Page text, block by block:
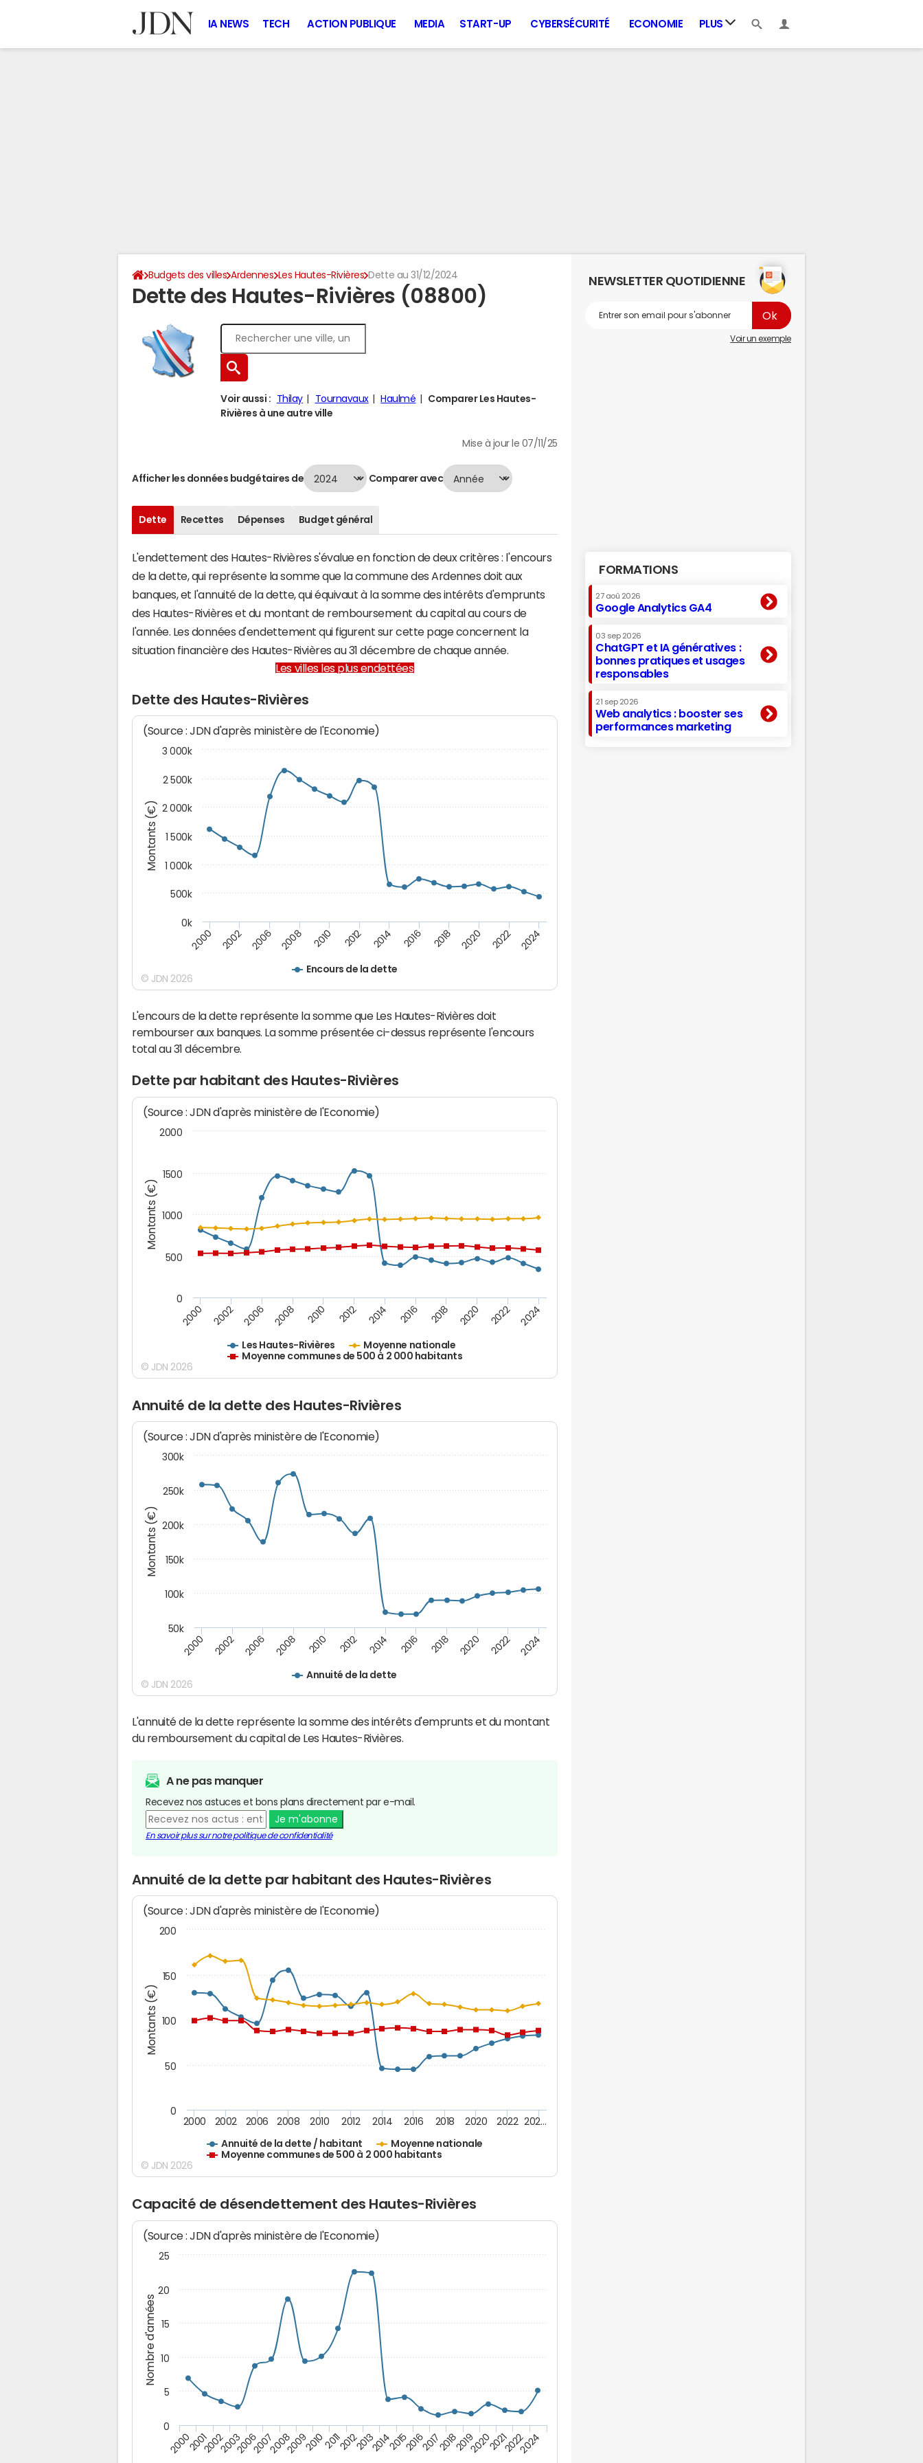
IA NEWS TECH ACTION PUBLIQUE MEDIA START-UP CYBERSÉCURITÉ ECONOMIE PLUS
Budgets des villes Ardennes Les Hautes-Rivières Dette au 31/12/2024
Dette des Hautes-Rivières (08800)
Voir aussi : Thilay Tournavaux Haulmé
Comparer Les Hautes-
Rivières à une autre ville
Mise à jour le 07/11/25
Afficher les données budgétaires de Comparer avec
Dette Recettes Dépenses Budget général
L'endettement des Hautes-Rivières s'évalue en fonction de deux critères : l'encours
de la dette, qui représente la somme que la commune des Ardennes doit aux
banques, et l'annuité de la dette, qui équivaut à la somme des intérêts d'emprunts
des Hautes-Rivières et du montant de remboursement du capital au cours de
l'année. Les données d'endettement qui figurent sur cette page concernent la
situation financière des Hautes-Rivières au 31 décembre de chaque année.
Les villes les plus endettées
Dette des Hautes-Rivières
Montants (€)
(Source : JDN d'après ministère de l'Economie)
Encours de la dette
2000 2002 2006 2008 2010 2012 2014 2016 2018 2020 2022 2024
0k
500k
1 000k
1 500k
2 000k
2 500k
3 000k
© JDN 2026
L'encours de la dette représente la somme que Les Hautes-Rivières doit
rembourser aux banques. La somme présentée ci-dessus représente l'encours
total au 31 décembre.
Dette par habitant des Hautes-Rivières
Montants (€)
(Source : JDN d'après ministère de l'Economie)
Les Hautes-Rivières
Moyenne nationale
Moyenne communes de 500 à 2 000 habitants
2000 2002 2006 2008 2010 2012 2014 2016 2018 2020 2022 2024
500
1000
1500
0
2000
© JDN 2026
Annuité de la dette des Hautes-Rivières
Montants (€)
(Source : JDN d'après ministère de l'Economie)
Annuité de la dette
2000 2002 2006 2008 2010 2012 2014 2016 2018 2020 2022 2024
50k
100k
150k
200k
250k
300k
© JDN 2026
L'annuité de la dette représente la somme des intérêts d'emprunts et du montant
du remboursement du capital de Les Hautes-Rivières.
A ne pas manquer
Recevez nos astuces et bons plans directement par e-mail.
Je m'abonne
En savoir plus sur notre politique de confidentialité
Annuité de la dette par habitant des Hautes-Rivières
Montants (€)
(Source : JDN d'après ministère de l'Economie)
Annuité de la dette / habitant
Moyenne nationale
Moyenne communes de 500 à 2 000 habitants
2000 2002 2006 2008 2010 2012 2014 2016 2018 2020 2022 202…
0
50
100
150
200
© JDN 2026
Capacité de désendettement des Hautes-Rivières
Nombre d'années
(Source : JDN d'après ministère de l'Economie)
2000200120022003200620072008200920102011201220132014201520162017201820192020202120222024
0
5
10
15
20
25
NEWSLETTER QUOTIDIENNE
Voir un exemple
FORMATIONS
27 aoû 2026
Google Analytics GA4
03 sep 2026
ChatGPT et IA génératives :
bonnes pratiques et usages
responsables
21 sep 2026
Web analytics : booster ses
performances marketing